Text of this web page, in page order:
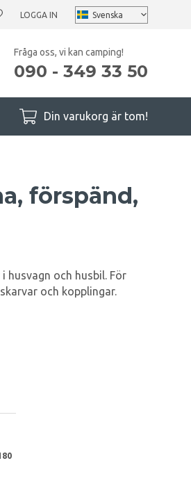
LOGGA IN
Fråga oss, vi kan camping!
090 - 349 33 50
Din varukorg är tom!
förspänd,
husvagn och husbil. För
och kopplingar.